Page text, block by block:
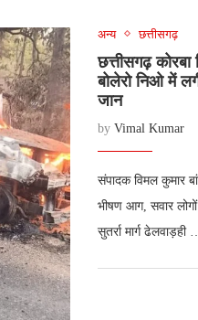
अन्य छत्तीसगढ़
छत्तीसगढ़ कोरबा
बोलेरो निओ में
जान
by Vimal Kumar
संपादक विमल कुमार
भीषण आग, सवार
सुतर्रा मार्ग ढेलवाड़ही …